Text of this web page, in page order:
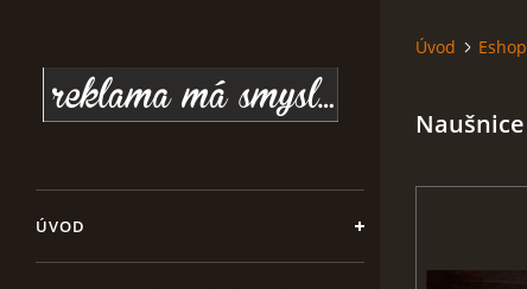
ÚVOD
Úvod Eshop
Naušnice